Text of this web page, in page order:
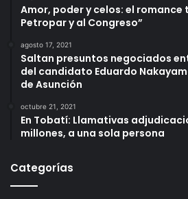
Amor, poder y celos: el romance
Petropar y al Congreso”
agosto 17, 2021
Saltan presuntos negociados
del candidato Eduardo
de Asunción
octubre 21, 2021
En Tobatí: Llamativas
millones, a una sola persona
Categorías